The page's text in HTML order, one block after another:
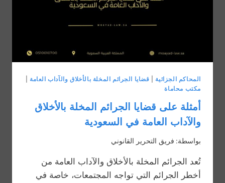
المحاكم الجزائية قضايا الجرائم المخلة بالأخلاق والآداب العامة
مكتب محاماة
أمثلة على قضايا الجرائم المخلة بالأخلاق
والآداب العامة في السعودية
بواسطة: فريق التحرير القانوني
تُعد الجرائم المخلة بالأخلاق والآداب العامة من
أخطر الجرائم التي تواجه المجتمعات، خاصة في